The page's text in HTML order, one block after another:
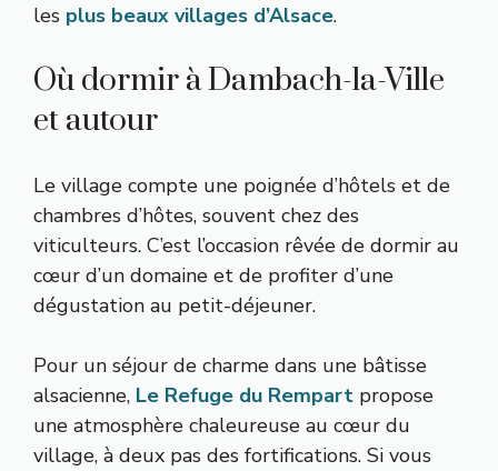
les plus beaux villages d’Alsace.
Où dormir à Dambach-la-Ville
et autour
Le village compte une poignée d’hôtels et de
chambres d’hôtes, souvent chez des
viticulteurs. C’est l’occasion rêvée de dormir au
cœur d’un domaine et de profiter d’une
dégustation au petit-déjeuner.
Pour un séjour de charme dans une bâtisse
alsacienne, Le Refuge du Rempart propose
une atmosphère chaleureuse au cœur du
village, à deux pas des fortifications. Si vous